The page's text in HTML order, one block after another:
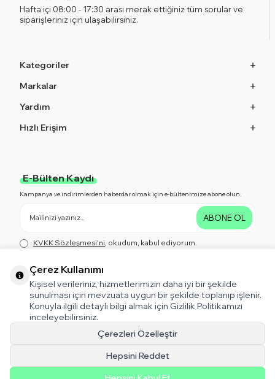
Destek için tıklayın!
Hafta içi 08:00 - 17:30 arası merak ettiğiniz tüm sorular ve
siparişleriniz için ulaşabilirsiniz.
Kategoriler
Markalar
Yardım
Hızlı Erişim
E-Bülten Kaydı
Kampanya ve indirimlerden haberdar olmak için e-bültenimize abone olun.
ABONE OL
KVKK Sözleşmesi'ni, okudum, kabul ediyorum.
Bizi Takip Edin!
Kampanya ve indirimlerden haberdar olmak için bizi Takip Edin!
T-Soft V5 Tema
Çerez Kullanımı
Kişisel verileriniz, hizmetlerimizin daha iyi bir şekilde
sunulması için mevzuata uygun bir şekilde toplanıp işlenir.
Konuyla ilgili detaylı bilgi almak için Gizlilik Politikamızı
inceleyebilirsiniz.
Çerezleri Özelleştir
Hepsini Reddet